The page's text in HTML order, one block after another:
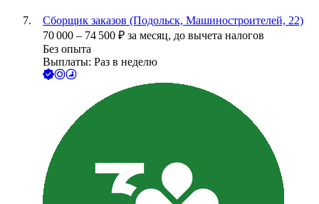
Сборщик заказов (Подольск, Машиностроителей, 22)
70 000 – 74 500 ₽ за месяц, до вычета налогов
Без опыта
Выплаты: Раз в неделю